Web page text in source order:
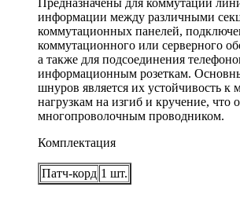
информации между различными
коммутационных панелей,
коммутационного или серверного
а также для подсоединения
информационным розеткам.
шнуров является их устойчивость к
нагрузкам на изгиб и кручение, что
многопроволочным проводником.
Комплектация
Патч-корд 1 шт.